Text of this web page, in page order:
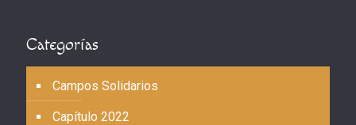
Categorías
Campos Solidarios
Capítulo 2022